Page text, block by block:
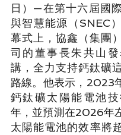
日）—在第十六屆國
與智慧能源（SNEC
幕式上，協鑫（集團
司的董事長朱共山
講，全力支持鈣鈦礦
路線。他表示，2023
鈣鈦礦太陽能電池
年，並預測在2026年
太陽能電池的效率將